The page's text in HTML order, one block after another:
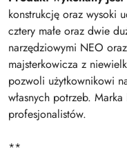
konstrukcję oraz wysoki
cztery małe oraz dwie
narzędziowymi NEO
majsterkowicza z
pozwoli użytkownikowi
własnych potrzeb.
profesjonalistów.
**